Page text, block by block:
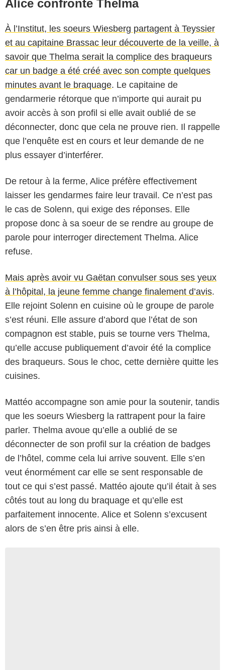
Alice confronte Thelma
À l’Institut, les soeurs Wiesberg partagent à Teyssier
et au capitaine Brassac leur découverte de la veille, à
savoir que Thelma serait la complice des braqueurs
car un badge a été créé avec son compte quelques
minutes avant le braquage. Le capitaine de
gendarmerie rétorque que n’importe qui aurait pu
avoir accès à son profil si elle avait oublié de se
déconnecter, donc que cela ne prouve rien. Il rappelle
que l’enquête est en cours et leur demande de ne
plus essayer d’interférer.
De retour à la ferme, Alice préfère effectivement
laisser les gendarmes faire leur travail. Ce n’est pas
le cas de Solenn, qui exige des réponses. Elle
propose donc à sa soeur de se rendre au groupe de
parole pour interroger directement Thelma. Alice
refuse.
Mais après avoir vu Gaëtan convulser sous ses yeux
à l’hôpital, la jeune femme change finalement d’avis.
Elle rejoint Solenn en cuisine où le groupe de parole
s’est réuni. Elle assure d’abord que l’état de son
compagnon est stable, puis se tourne vers Thelma,
qu’elle accuse publiquement d’avoir été la complice
des braqueurs. Sous le choc, cette dernière quitte les
cuisines.
Mattéo accompagne son amie pour la soutenir, tandis
que les soeurs Wiesberg la rattrapent pour la faire
parler. Thelma avoue qu’elle a oublié de se
déconnecter de son profil sur la création de badges
de l’hôtel, comme cela lui arrive souvent. Elle s’en
veut énormément car elle se sent responsable de
tout ce qui s’est passé. Mattéo ajoute qu’il était à ses
côtés tout au long du braquage et qu’elle est
parfaitement innocente. Alice et Solenn s’excusent
alors de s’en être pris ainsi à elle.